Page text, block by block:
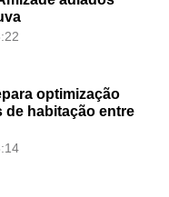
optimização
de habitação entre